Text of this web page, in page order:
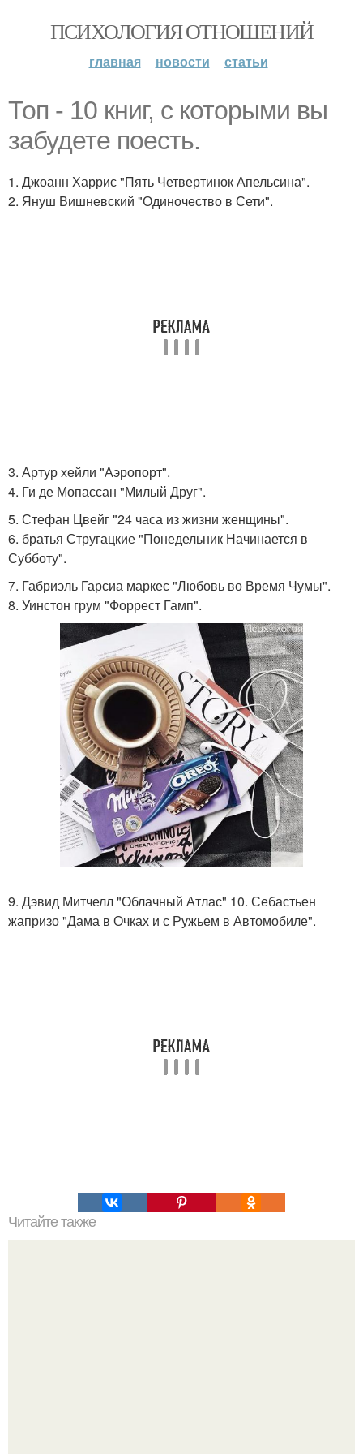
ПСИХОЛОГИЯ ОТНОШЕНИЙ
главная новости статьи
Топ - 10 книг, с которыми вы
забудете поесть.
1. Джоанн Харрис "Пять Четвертинок Апельсина".
2. Януш Вишневский "Одиночество в Сети".
3. Артур хейли "Аэропорт".
4. Ги де Мопассан "Милый Друг".
5. Стефан Цвейг "24 часа из жизни женщины".
6. братья Стругацкие "Понедельник Начинается в
Субботу".
7. Габриэль Гарсиа маркес "Любовь во Время Чумы".
8. Уинстон грум "Форрест Гамп".
9. Дэвид Митчелл "Облачный Атлас" 10. Себастьен
жапризо "Дама в Очках и с Ружьем в Автомобиле".
Читайте также